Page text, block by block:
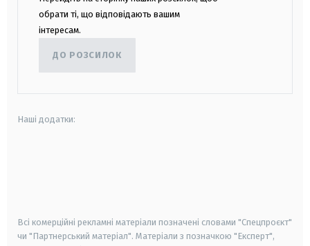
обрати ті, що відповідають вашим
інтересам.
ДО РОЗСИЛОК
Наші додатки:
Всі комерційні рекламні матеріали позначені словами "Спецпроєкт"
чи "Партнерський матеріал". Матеріали з позначкою "Експерт",